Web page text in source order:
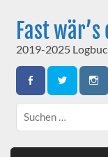
contentFast
2019-2025